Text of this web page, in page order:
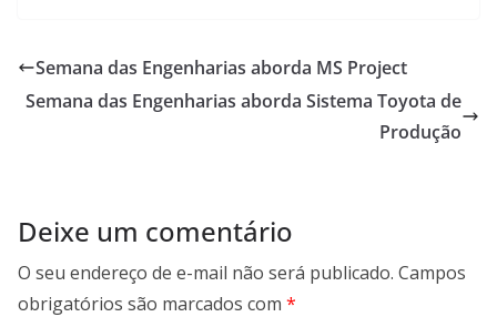
Semana das Engenharias aborda MS Project
Semana das Engenharias aborda Sistema Toyota de
Produção
Deixe um comentário
O seu endereço de e-mail não será publicado. Campos
obrigatórios são marcados com *